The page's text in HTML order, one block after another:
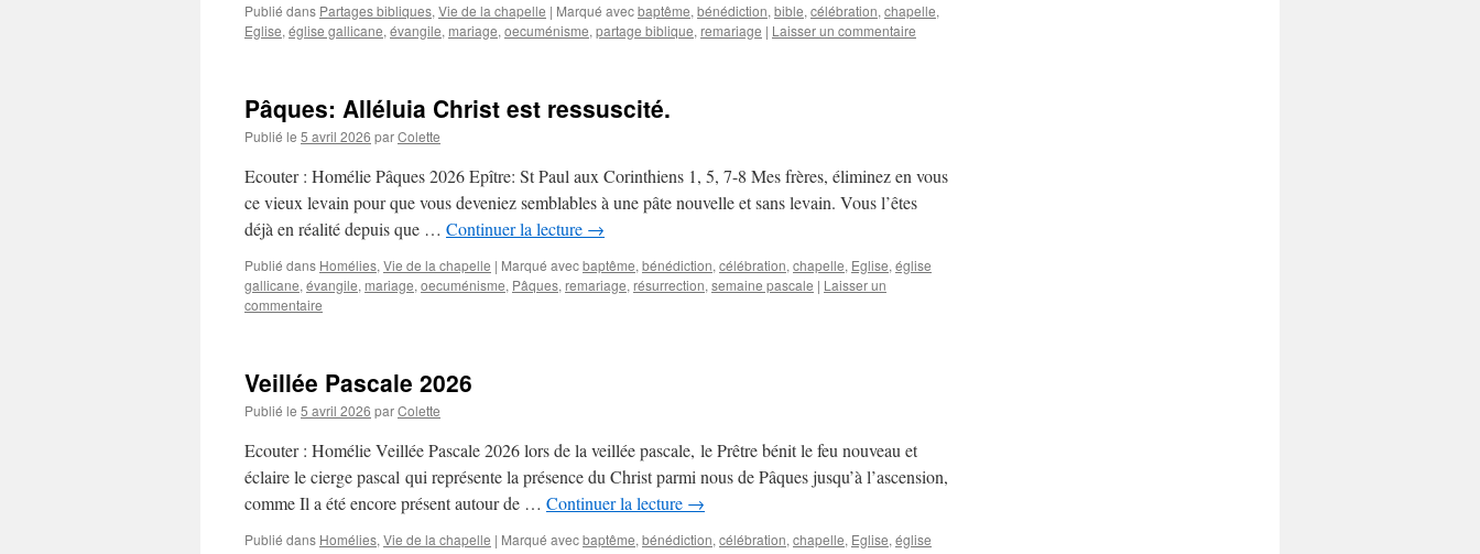
Publié dans Partages bibliques, Vie de la chapelle | Marqué avecbaptême, bénédiction, bible, célébration, chapelle,
Eglise, église gallicane, évangile, mariage, oecuménisme, partage biblique, remariage | Laisser un commentaire
Pâques: Alléluia Christ est ressuscité.
Publié le 5 avril 2026 parColette
Ecouter : Homélie Pâques 2026 Epître: St Paul aux Corinthiens 1, 5, 7-8 Mes frères, éliminez en vous
ce vieux levain pour que vous deveniez semblables à une pâte nouvelle et sans levain. Vous l’êtes
déjà en réalité depuis que … Continuer la lecture →
Publié dans Homélies, Vie de la chapelle | Marqué avecbaptême, bénédiction, célébration, chapelle, Eglise, église
gallicane, évangile, mariage, oecuménisme, Pâques, remariage, résurrection, semaine pascale | Laisser un
commentaire
Veillée Pascale 2026
Publié le 5 avril 2026 parColette
Ecouter : Homélie Veillée Pascale 2026 lors de la veillée pascale, le Prêtre bénit le feu nouveau et
éclaire le cierge pascal qui représente la présence du Christ parmi nous de Pâques jusqu’à l’ascension,
comme Il a été encore présent autour de … Continuer la lecture →
Publié dans Homélies, Vie de la chapelle | Marqué avecbaptême, bénédiction, célébration, chapelle, Eglise, église